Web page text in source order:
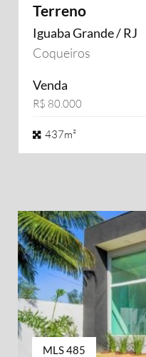
Terreno
Iguaba Grande / RJ
Coqueiros
Venda
R$ 80.000
437m²
MLS 485